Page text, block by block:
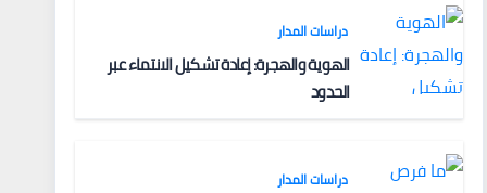
دراسات المدار
الهوية والهجرة: إعادة تشكيل الانتماء عبر
الحدود
دراسات المدار